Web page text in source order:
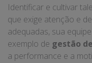
Identificar e cultivar
que exige atenção e
adequadas, sua
exemplo de gestão
a performance e a